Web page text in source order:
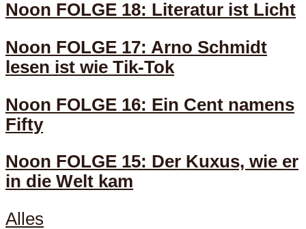
Noon FOLGE 18: Literatur ist Licht
Noon FOLGE 17: Arno Schmidt
lesen ist wie Tik-Tok
Noon FOLGE 16: Ein Cent namens
Fifty
Noon FOLGE 15: Der Kuxus, wie er
in die Welt kam
Alles